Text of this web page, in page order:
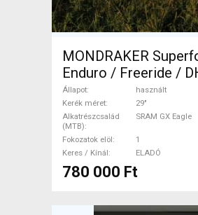
MONDRAKER
Enduro / Freeride /
SRAM GX Eagle
ELADÓ
Állapot
használt
Kerék méret
29"
Alkatrészcsalád
(MTB)
SRAM GX Eagle
Fokozatok elöl
1
Keres / Kínál
ELADÓ
780 000 Ft